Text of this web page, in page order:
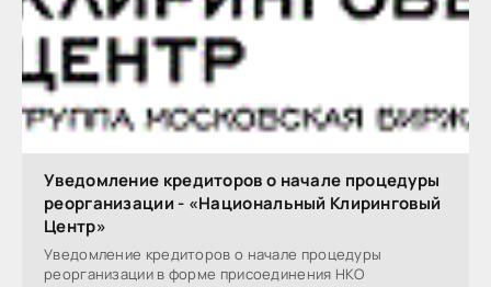
Уведомление кредиторов о начале процедуры
реорганизации - «Национальный Клиринговый
Центр»
Уведомление кредиторов о начале процедуры
реорганизации в форме присоединения НКО